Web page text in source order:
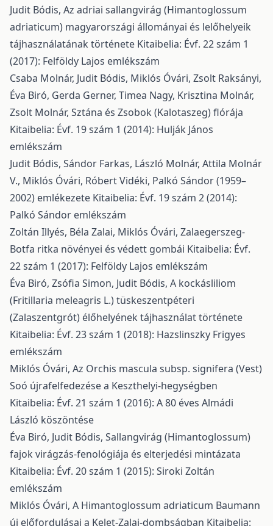
Judit Bódis, Az adriai sallangvirág (Himantoglossum
adriaticum) magyarországi állományai és lelőhelyeik
tájhasználatának története Kitaibelia: Évf. 22 szám 1
(2017): Felföldy Lajos emlékszám
Csaba Molnár, Judit Bódis, Miklós Óvári, Zsolt Raksányi,
Éva Biró, Gerda Gerner, Timea Nagy, Krisztina Molnár,
Zsolt Molnár, Sztána és Zsobok (Kalotaszeg) flórája
Kitaibelia: Évf. 19 szám 1 (2014): Hulják János
emlékszám
Judit Bódis, Sándor Farkas, László Molnár, Attila Molnár
V., Miklós Óvári, Róbert Vidéki, Palkó Sándor (1959–
2002) emlékezete Kitaibelia: Évf. 19 szám 2 (2014):
Palkó Sándor emlékszám
Zoltán Illyés, Béla Zalai, Miklós Óvári, Zalaegerszeg-
Botfa ritka növényei és védett gombái Kitaibelia: Évf.
22 szám 1 (2017): Felföldy Lajos emlékszám
Éva Biró, Zsófia Simon, Judit Bódis, A kockásliliom
(Fritillaria meleagris L.) tüskeszentpéteri
(Zalaszentgrót) élőhelyének tájhasználat története
Kitaibelia: Évf. 23 szám 1 (2018): Hazslinszky Frigyes
emlékszám
Miklós Óvári, Az Orchis mascula subsp. signifera (Vest)
Soó újrafelfedezése a Keszthelyi-hegységben
Kitaibelia: Évf. 21 szám 1 (2016): A 80 éves Almádi
László köszöntése
Éva Biró, Judit Bódis, Sallangvirág (Himantoglossum)
fajok virágzás-fenológiája és elterjedési mintázata
Kitaibelia: Évf. 20 szám 1 (2015): Siroki Zoltán
emlékszám
Miklós Óvári, A Himantoglossum adriaticum Baumann
új előfordulásai a Kelet-Zalai-dombságban Kitaibelia: